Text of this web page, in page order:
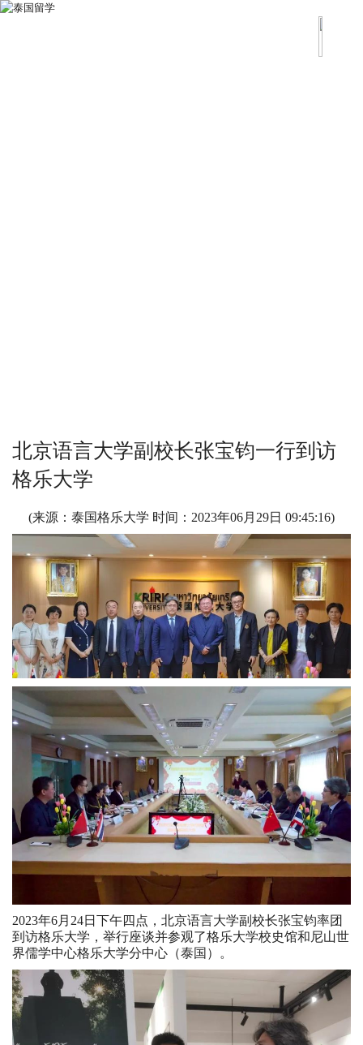
北京语言大学副校长张宝钧一行到访
格乐大学
(来源：泰国格乐大学 时间： 2023年06月29日 09:45:16)
2023年6月24日下午四点，北京语言大学副校长张宝钧率团
到访格乐大学，举行座谈并参观了格乐大学校史馆和尼山世
界儒学中心格乐大学分中心（泰国）。